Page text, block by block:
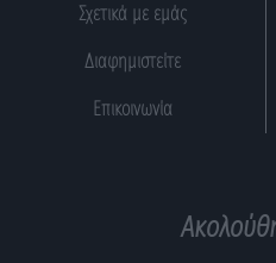
Σχετικά με εμάς
Διαφημιστείτε
Επικοινωνία